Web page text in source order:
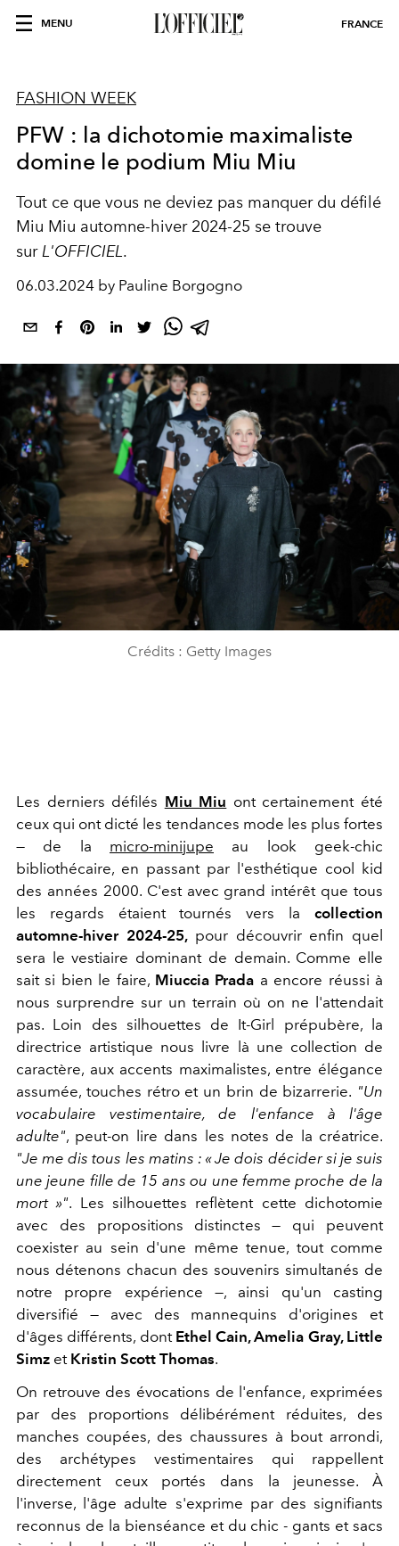
MENU FRANCE
FASHION WEEK
PFW : la dichotomie maximaliste
domine le podium Miu Miu
Tout ce que vous ne deviez pas manquer du défilé
Miu Miu automne-hiver 2024-25 se trouve
sur L'OFFICIEL .
06.03.2024 by Pauline Borgogno
Crédits : Getty Images
Les derniers défilés Miu Miu ont certainement été
ceux qui ont dicté les tendances mode les plus fortes
— de la micro-minijupe au look geek-chic
bibliothécaire, en passant par l'esthétique cool kid
des années 2000. C'est avec grand intérêt que tous
les regards étaient tournés vers la collection
automne-hiver 2024-25,pour découvrir enfin quel
sera le vestiaire dominant de demain. Comme elle
sait si bien le faire, Miuccia Prada a encore réussi à
nous surprendre sur un terrain où on ne l'attendait
pas. Loin des silhouettes de It-Girl prépubère, la
directrice artistique nous livre là une collection de
caractère, aux accents maximalistes, entre élégance
assumée, touches rétro et un brin de bizarrerie. "Un
vocabulaire vestimentaire, de l'enfance à l'âge
adulte", peut-on lire dans les notes de la créatrice.
"Je me dis tous les matins : « Je dois décider si je suis
une jeune fille de 15 ans ou une femme proche de la
mort »". Les silhouettes reflètent cette dichotomie
avec des propositions distinctes — qui peuvent
coexister au sein d'une même tenue, tout comme
nous détenons chacun des souvenirs simultanés de
notre propre expérience —, ainsi qu'un casting
diversifié — avec des mannequins d'origines et
d'âges différents, dont Ethel Cain, Amelia Gray, Little
Simz etKristin Scott Thomas.
On retrouve des évocations de l'enfance, exprimées
par des proportions délibérément réduites, des
manches coupées, des chaussures à bout arrondi,
des archétypes vestimentaires qui rappellent
directement ceux portés dans la jeunesse. À
l'inverse, l'âge adulte s'exprime par des signifiants
reconnus de la bienséance et du chic - gants et sacs